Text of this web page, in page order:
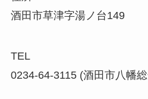
酒田市草津字湯ノ台149
TEL
0234-64-3115 (酒田市八幡